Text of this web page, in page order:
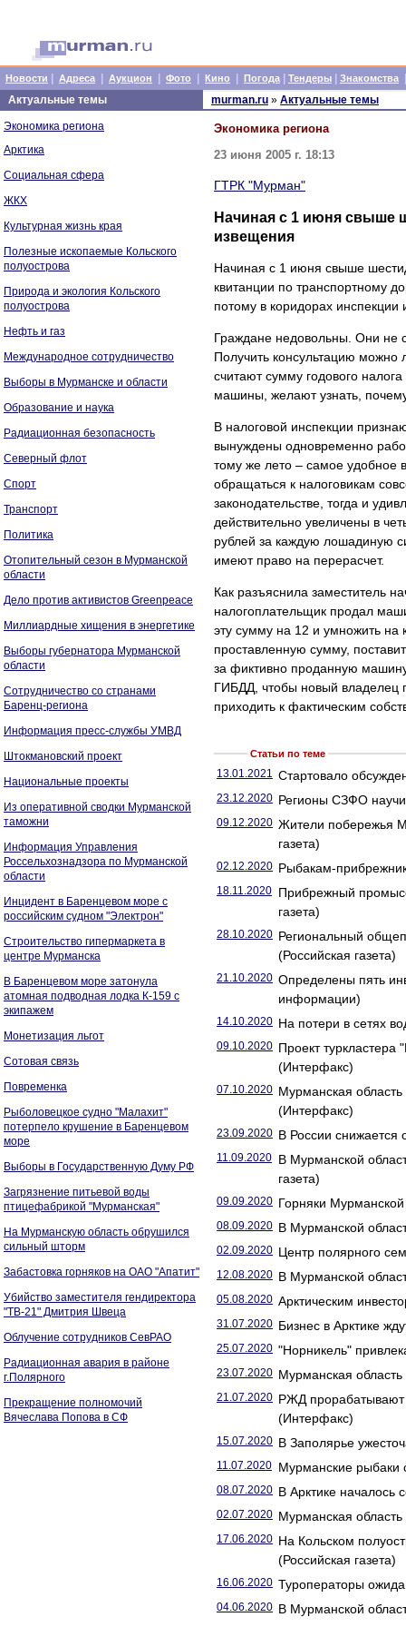
Новости Адреса Аукцион Фото Кино Погода Тендеры Знакомства
Актуальные темы
Экономика региона
Арктика
Социальная сфера
ЖКХ
Культурная жизнь края
Полезные ископаемые Кольского
полуострова
Природа и экология Кольского
полуострова
Нефть и газ
Международное сотрудничество
Выборы в Мурманске и области
Образование и наука
Радиационная безопасность
Северный флот
Спорт
Транспорт
Политика
Отопительный сезон в Мурманской
области
Дело против активистов Greenpeace
Миллиардные хищения в энергетике
Выборы губернатора Мурманской
области
Сотрудничество со странами
Баренц-региона
Информация пресс-службы УМВД
Штокмановский проект
Национальные проекты
Из оперативной сводки Мурманской
таможни
Информация Управления
Россельхознадзора по Мурманской
области
Инцидент в Баренцевом море с
российским судном "Электрон"
Строительство гипермаркета в
центре Мурманска
В Баренцевом море затонула
атомная подводная лодка К-159 с
экипажем
Монетизация льгот
Сотовая связь
Повременка
Рыболовецкое судно "Малахит"
потерпело крушение в Баренцевом
море
Выборы в Государственную Думу РФ
Загрязнение питьевой воды
птицефабрикой "Мурманская"
На Мурманскую область обрушился
сильный шторм
Забастовка горняков на ОАО "Апатит"
Убийство заместителя гендиректора
"ТВ-21" Дмитрия Швеца
Облучение сотрудников СевРАО
Радиационная авария в районе
г.Полярного
Прекращение полномочий
Вячеслава Попова в СФ
murman.ru » Актуальные темы
Экономика региона
23 июня 2005 г. 18:13
ГТРК "Мурман"
Начиная с 1 июня свыше
извещения
Начиная с 1 июня свыше
квитанции по транспортному
потому в коридорах инспекции
Граждане недовольны. Они не
Получить консультацию
считают сумму годового
машины, желают узнать,
В налоговой инспекции
вынуждены одновременно
тому же лето – самое удобное
обращаться к налоговикам
законодательстве, тогда и
действительно увеличены в
рублей за каждую лошадиную
имеют право на перерасчет.
Как разъяснила заместитель
налогоплательщик продал
эту сумму на 12 и умножить на
проставленную сумму,
за фиктивно проданную
ГИБДД, чтобы новый владелец
приходить к фактическим
Статьи по теме
13.01.2021 Стартовало
23.12.2020 Регионы СЗФО
09.12.2020 Жители побережья
газета)
02.12.2020 Рыбакам-
18.11.2020 Прибрежный
газета)
28.10.2020 Региональный
(Российская газета)
21.10.2020 Определены пять
информации)
14.10.2020 На потери в сетях
09.10.2020 Проект туркластера
(Интерфакс)
07.10.2020 Мурманская область
(Интерфакс)
23.09.2020 В России снижается
11.09.2020 В Мурманской
газета)
09.09.2020 Горняки
08.09.2020 В Мурманской
02.09.2020 Центр полярного
12.08.2020 В Мурманской
05.08.2020 Арктическим
31.07.2020 Бизнес в Арктике
25.07.2020 "Норникель"
23.07.2020 Мурманская область
21.07.2020 РЖД прорабатывают
(Интерфакс)
15.07.2020 В Заполярье
11.07.2020 Мурманские рыбаки
08.07.2020 В Арктике началось
02.07.2020 Мурманская
17.06.2020 На Кольском
(Российская газета)
16.06.2020 Туроператоры
04.06.2020 В Мурманской